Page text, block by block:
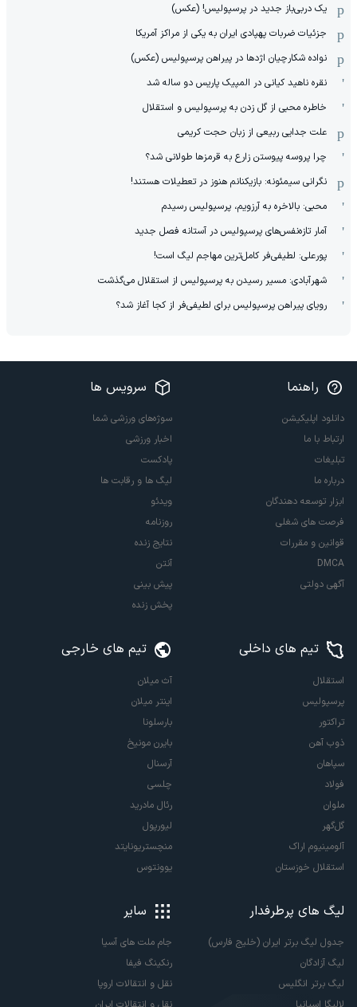
یک دربی‌باز جدید در پرسپولیس! (عکس)
جزئیات ضربات پهپادی ایران به یکی از مراکز آمریکا
نواده شکارچیان اژدها در پیراهن پرسپولیس (عکس)
نقره ناهید کیانی در المپیک پاریس دو ساله شد
خاطره محبی از گل زدن به پرسپولیس و استقلال
علت جدایی ربیعی از زبان حجت کریمی
چرا پروسه پیوستن زارع به قرمزها طولانی شد؟
نگرانی سیمئونه: بازیکنانم هنوز در تعطیلات هستند!
محبی: بالاخره به آرزویم، پرسپولیس رسیدم
آمار تازه‌نفس‌های پرسپولیس در آستانه فصل جدید
پورعلی: لطیفی‌فر کامل‌ترین مهاجم لیگ است!
شهرآبادی: مسیر رسیدن به پرسپولیس از استقلال می‌گذشت
رویای پیراهن پرسپولیس برای لطیفی‌فر از کجا آغاز شد؟
راهنما
دانلود اپلیکیشن
ارتباط با ما
تبلیغات
درباره ما
ابزار توسعه دهندگان
فرصت های شغلی
قوانین و مقررات
DMCA
آگهی دولتی
سرویس ها
سوژه‌های ورزشی شما
اخبار ورزشی
پادکست
لیگ ها و رقابت ها
ویدئو
روزنامه
نتایج زنده
آنتن
پیش بینی
پخش زنده
تیم های داخلی
استقلال
پرسپولیس
تراکتور
ذوب آهن
سپاهان
فولاد
ملوان
گل‌گهر
آلومینیوم اراک
استقلال خوزستان
تیم های خارجی
آث میلان
اینتر میلان
بارسلونا
بایرن مونیخ
آرسنال
چلسی
رئال مادرید
لیورپول
منچستریونایتد
یوونتوس
لیگ های پرطرفدار
جدول لیگ برتر ایران (خلیج فارس)
لیگ آزادگان
لیگ برتر انگلیس
سایر
جام ملت های آسیا
رنکینگ فیفا
نقل و انتقالات اروپا